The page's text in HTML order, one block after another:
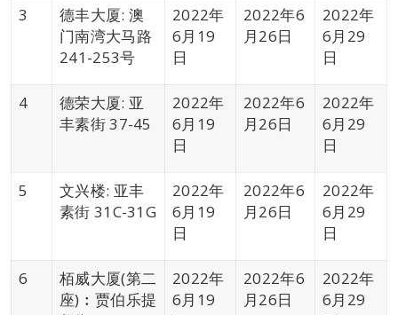
3
德丰大厦: 澳
门南湾大马路
241-253号
2022年
6月19
日
2022年6
月26日
2022年
6月29
日
4
德荣大厦: 亚
丰素街 37-45
2022年
6月19
日
2022年6
月26日
2022年
6月29
日
5
文兴楼: 亚丰
素街 31C-31G
2022年
6月19
日
2022年6
月26日
2022年
6月29
日
6
栢威大厦(第二
座)︰贾伯乐提
2022年
6月19
2022年6
月26日
2022年
6月29